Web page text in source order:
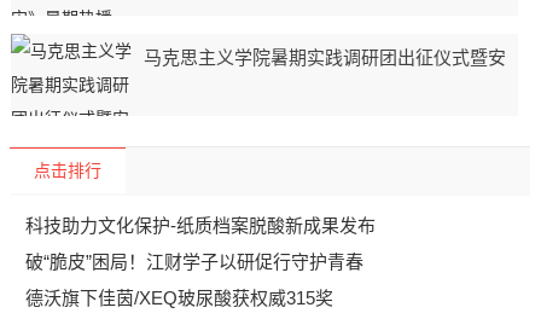
马克思主义学院暑期实践调研团出征仪式暨安
点击排行
科技助力文化保护-纸质档案脱酸新成果发布
破“脆皮”困局！江财学子以研促行守护青春
德沃旗下佳茵/XEQ玻尿酸获权威315奖